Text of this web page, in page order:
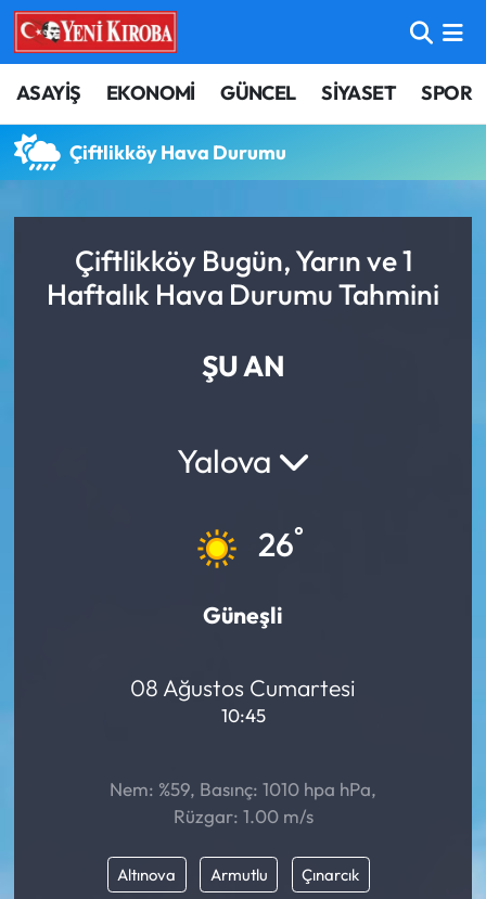
ASAYİŞ EKONOMİ GÜNCEL SİYASET SPOR
Çiftlikköy Hava Durumu
Çiftlikköy Bugün, Yarın ve 1
Haftalık Hava Durumu Tahmini
ŞU AN
Yalova
26°
Güneşli
08 Ağustos Cumartesi
10:45
Nem: %59, Basınç: 1010 hpa hPa,
Rüzgar: 1.00 m/s
Altınova Armutlu Çınarcık
ASAYİŞ
DÜNYA
EĞİTİM
TURİZM
YAŞAM
Aydın Nöbetçi Eczaneler
Aydın Trafik Yoğunluk Haritası
Süper Lig Puan Durumu ve Fikstür